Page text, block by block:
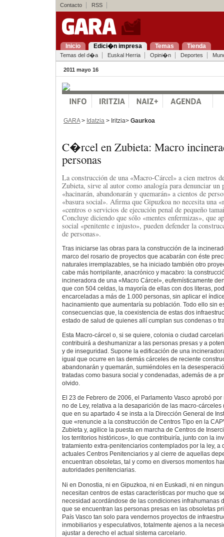
Contacto RSS
Inicio Edici�n impresa Temas Tienda
Temas del d�a Euskal Herria Opini�n Deportes
2011 mayo 16
GARA> Idatzia > Iritzia> Gaurkoa
C�rcel en Zubieta: Macro
personas
La construcción de una «Macro-Cárcel» a cien metros
Zubieta, sirve al autor como analogía para denunciar un
«hacinarán, abandonarán y quemarán» a cientos de
«basura social». Afirma que Gipuzkoa no necesita una
«centros o servicios de ejecución penal de pequeño
Concluye diciendo que sólo «mentes enfermizas», que
social «penitente e injusto», pueden defender la
de personas».
Tras iniciarse las obras para la construcción de la
marco del rosario de proyectos que acabarán con éste
naturales irremplazables, se ha iniciado también otro
cabe más horripilante, anacrónico y macabro: la
incineradora de una «Macro Cárcel», eufemísticamente
que con 504 celdas, la mayoría de ellas con dos literas,
encarceladas a más de 1.000 personas, sin aplicar el
hacinamiento que aumentaría su población. Todo ello sin
consecuencias que, la coexistencia de estas dos
estado de salud de quienes allí cumplan sus condenas o
Esta Macro-cárcel o, si se quiere, colonia o ciudad
contribuirá a deshumanizar a las personas presas y a
y de inseguridad. Supone la edificación de una
igual que ocurre en las demás cárceles de reciente
abandonarán y quemarán, sumiéndoles en la
tratadas como basura social y condenadas, además de a
olvido.
El 23 de Febrero de 2006, el Parlamento Vasco aprobó
no de Ley, relativa a la desaparición de las macro-cárceles
que en su apartado 4 se insta a la Dirección General de
que «renuncie a la construcción de Centros Tipo en la
Zubieta y, agilice la puesta en marcha de Centros de
los territorios históricos», lo que contribuiría, junto con la
tratamiento extra-penitenciarios contemplados por la ley, a
actuales Centros Penitenciarios y al cierre de aquellas
encuentran obsoletas, tal y como en diversos momentos
autoridades penitenciarias.
Ni en Donostia, ni en Gipuzkoa, ni en Euskadi, ni en
necesitan centros de estas características por mucho que
necesidad acordándose de las condiciones infrahumanas
que se encuentran las personas presas en las obsoletas
País Vasco tan solo para vendernos proyectos de
inmobiliarios y especulativos, totalmente ajenos a la
ajustar a derecho el actual sistema carcelario.